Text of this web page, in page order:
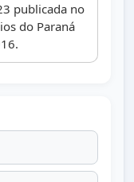
publicada no
do Paraná